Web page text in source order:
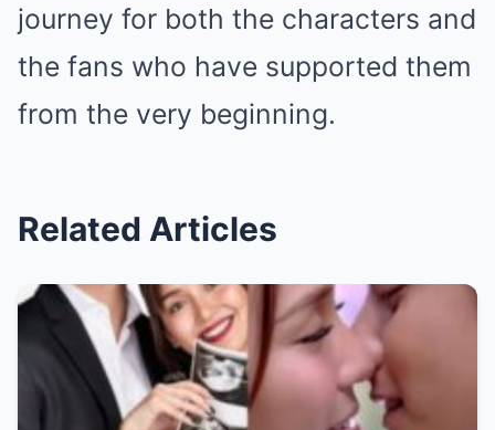
journey for both the characters and
the fans who have supported them
from the very beginning.
Related Articles